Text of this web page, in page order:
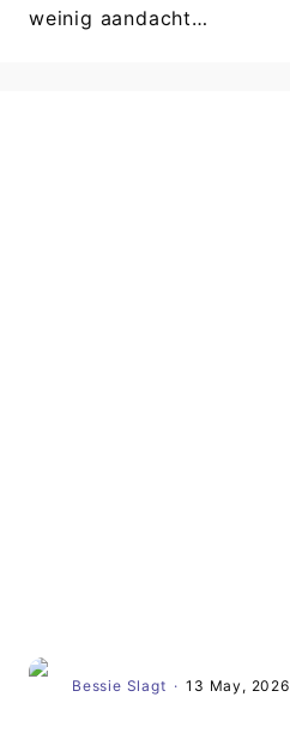
weinig aandacht…
Bessie Slagt · 13 May, 2026